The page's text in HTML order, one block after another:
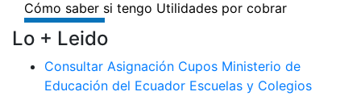
Lo + Leido
Consultar Asignación Cupos Ministerio de
Educación del Ecuador Escuelas y Colegios